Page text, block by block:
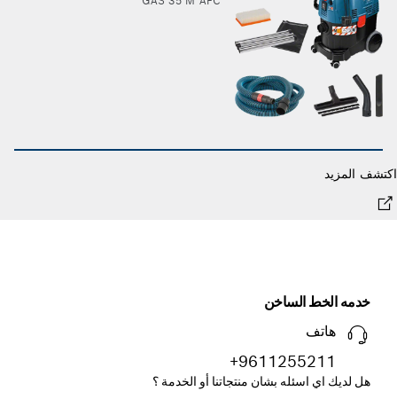
المزيد
خدمه الخط الساخن
هاتف
+9611255211
هل لديك اي اسئله بشان منتجاتنا أو الخدمة ؟